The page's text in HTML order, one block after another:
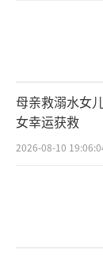
母亲救溺水女
女幸运获救
2026-08-10